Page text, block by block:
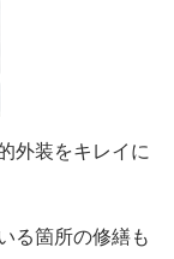
外装をキレイに
る箇所の修繕も